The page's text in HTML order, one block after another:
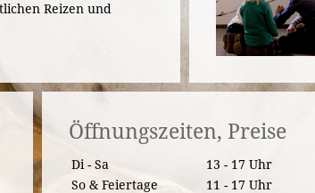
Reizen und
Öffnungszeiten, Preise
Di - Sa
13 - 17 Uhr
So & Feiertage
11 - 17 Uhr